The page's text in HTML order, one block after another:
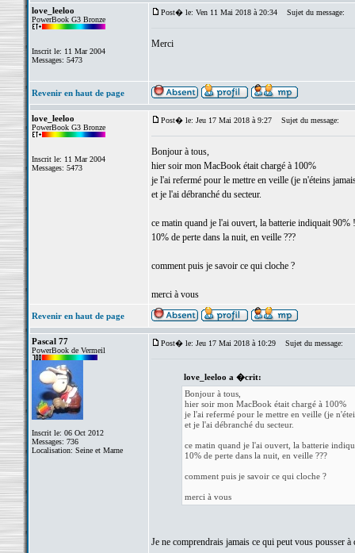
love_leeloo
PowerBook G3 Bronze
Inscrit le: 11 Mar 2004
Messages: 5473
Post� le: Ven 11 Mai 2018 à 20:34 Sujet du message:
Merci
Revenir en haut de page
love_leeloo
PowerBook G3 Bronze
Inscrit le: 11 Mar 2004
Messages: 5473
Post� le: Jeu 17 Mai 2018 à 9:27 Sujet du message:
Bonjour à tous,
hier soir mon MacBook était chargé à 100%
je l'ai refermé pour le mettre en veille (je n'éteins
et je l'ai débranché du secteur.
ce matin quand je l'ai ouvert, la batterie indiquait 90%
10% de perte dans la nuit, en veille ???
comment puis je savoir ce qui cloche ?
merci à vous
Revenir en haut de page
Pascal 77
PowerBook de Vermeil
Inscrit le: 06 Oct 2012
Messages: 736
Localisation: Seine et Marne
Post� le: Jeu 17 Mai 2018 à 10:29 Sujet du message:
love_leeloo a �crit:
Bonjour à tous,
hier soir mon MacBook était chargé à 100%
je l'ai refermé pour le mettre en veille (je
et je l'ai débranché du secteur.
ce matin quand je l'ai ouvert, la batterie
10% de perte dans la nuit, en veille ???
comment puis je savoir ce qui cloche ?
merci à vous
Je ne comprendrais jamais ce qui peut vous pousser